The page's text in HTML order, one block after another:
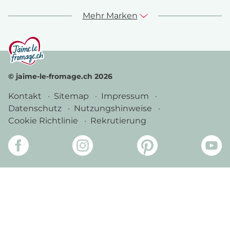
Mehr Marken
© jaime-le-fromage.ch 2026
Kontakt Sitemap
Impressum
Datenschutz
Nutzungshinweise
Cookie Richtlinie
Rekrutierung